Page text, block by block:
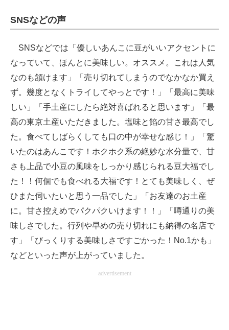
SNSなどの声
SNSなどでは「優しいあんこに豆がいいアクセントに
なっていて、ほんとに美味しい。オススメ。これは人気
なのも頷けます」「売り切れてしまうのでなかなか買え
ず。幾度となくトライしてやっとです！」「最高に美味
しい」「手土産にしたら絶対喜ばれると思います」「最
高の東京土産いただきました。塩味と餡の甘さ最高でし
た。食べてしばらくしても口の中が幸せな感じ！」「驚
いたのはあんこです！ホクホク系の絶妙な水分量で、甘
さも上品で小豆の風味をしっかり感じられる豆大福でし
た！！何個でも食べれる大福です！とても美味しく、ぜ
ひまた伺いたいと思う一品でした」「お友達のお土産
に。甘さ控えめでパクパクいけます！！」「噂通りの美
味しさでした。行列や早めの売り切れにも納得の名店で
す」「びっくりする美味しさですごかった！No.1かも」
などといった声が上がっていました。
advertisement